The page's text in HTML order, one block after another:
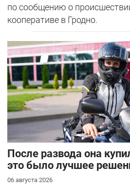
по сообщению о
кооперативе в Гродно.
После развода она
это было лучшее
06 августа 2026